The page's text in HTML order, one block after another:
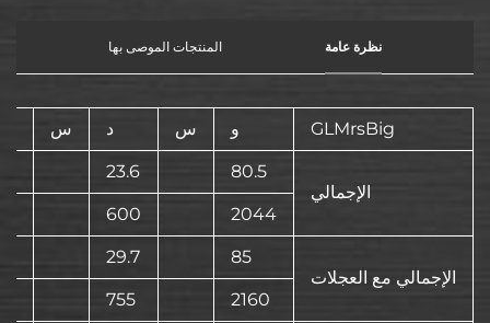
نظرة عامة المنتجات الموصى بها
GLMrsBig و س د س
الإجمالي
80.5
23.6
2044
600
الإجمالي مع العجلات
85
29.7
2160
755